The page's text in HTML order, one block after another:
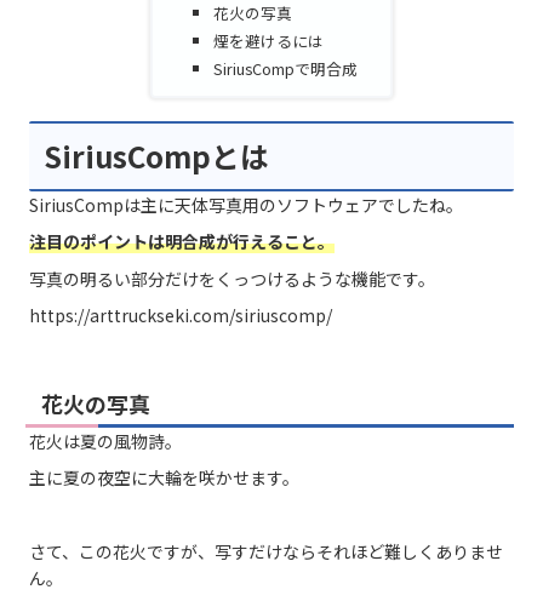
花火の写真
煙を避けるには
SiriusCompで明合成
SiriusCompとは
SiriusCompは主に天体写真用のソフトウェアでしたね。
注目のポイントは明合成が行えること。
写真の明るい部分だけをくっつけるような機能です。
https://arttruckseki.com/siriuscomp/
花火の写真
花火は夏の風物詩。
主に夏の夜空に大輪を咲かせます。
さて、この花火ですが、写すだけならそれほど難しくありませ
ん。